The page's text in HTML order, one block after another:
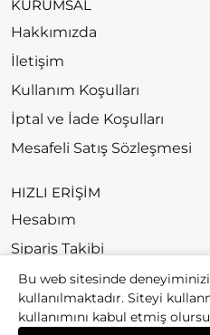
KURUMSAL
Hakkımızda
İletişim
Kullanım Koşulları
İptal ve İade Koşulları
Mesafeli Satış Sözleşmesi
HIZLI ERİŞİM
Hesabım
Sipariş Takibi
© 2026
Bu web sitesinde
kullanılmaktadır. Siteyi
kullanımını kabul etmiş